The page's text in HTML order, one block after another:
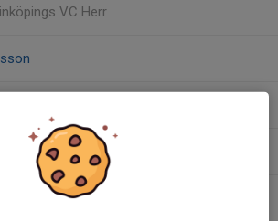
VC Herr
, Linköpings VC Herr